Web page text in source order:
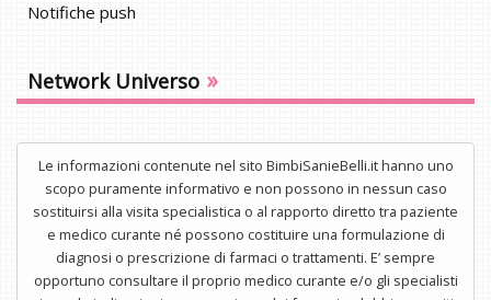
Notifiche push
Network Universo »
Le informazioni contenute nel sito BimbiSanieBelli.it hanno uno
scopo puramente informativo e non possono in nessun caso
sostituirsi alla visita specialistica o al rapporto diretto tra paziente
e medico curante né possono costituire una formulazione di
diagnosi o prescrizione di farmaci o trattamenti. E’ sempre
opportuno consultare il proprio medico curante e/o gli specialisti